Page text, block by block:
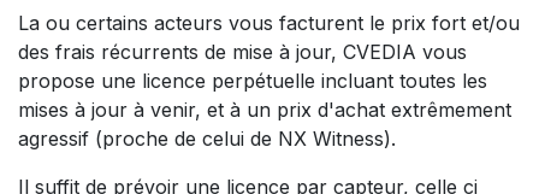
La ou certains acteurs vous facturent le prix fort et/ou
des frais récurrents de mise à jour, CVEDIA vous
propose une licence perpétuelle incluant toutes les
mises à jour à venir, et à un prix d'achat extrêmement
agressif (proche de celui de NX Witness).
Il suffit de prévoir une licence par capteur, celle ci